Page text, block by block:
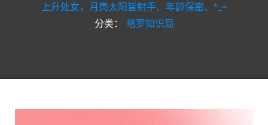
上升处女，月亮太阳皆射手、年龄保密、^_~
分类：
塔罗知识局